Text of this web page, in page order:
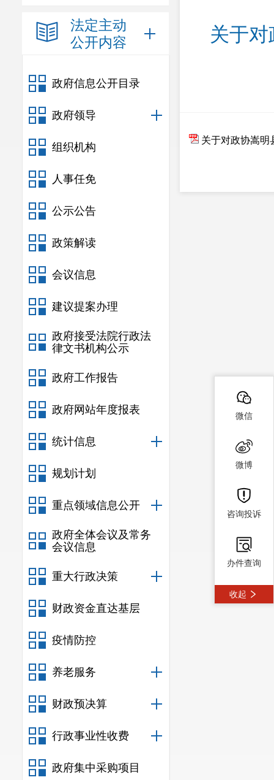
法定主动
公开内容
政府信息公开目录
政府领导
组织机构
人事任免
公示公告
政策解读
会议信息
建议提案办理
政府接受法院行政法
律文书机构公示
政府工作报告
政府网站年度报表
统计信息
规划计划
重点领域信息公开
政府全体会议及常务
会议信息
重大行政决策
财政资金直达基层
疫情防控
养老服务
财政预决算
行政事业性收费
政府集中采购项目
关于
关于对政协嵩明
微信
微博
咨询投诉
办件查询
收起